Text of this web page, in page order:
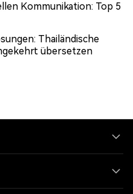
Kommunikation: Top 5
Thailändische
übersetzen